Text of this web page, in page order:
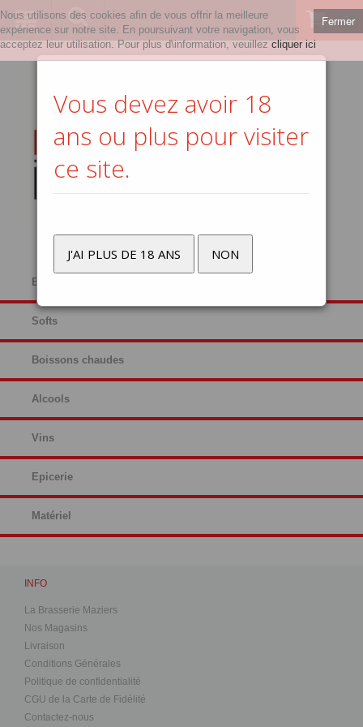
0
Bières
Softs
Boissons chaudes
Alcools
Vins
Epicerie
Matériel
Vous devez avoir 18
ans ou plus pour visiter
ce site.
J'AI PLUS DE 18 ANS NON
INFO
La Brasserie Maziers
Nos Magasins
Livraison
Conditions Générales
Politique de confidentialité
CGU de la Carte de Fidélité
Contactez-nous
Fermer
Nous utilisons des cookies afin de vous offrir la meilleure
expérience sur notre site. En poursuivant votre navigation, vous
acceptez leur utilisation. Pour plus d\information, veuillez cliquer ici